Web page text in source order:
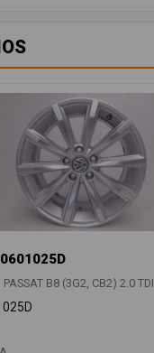
B8 (3G2, CB2) 2.0 TDI